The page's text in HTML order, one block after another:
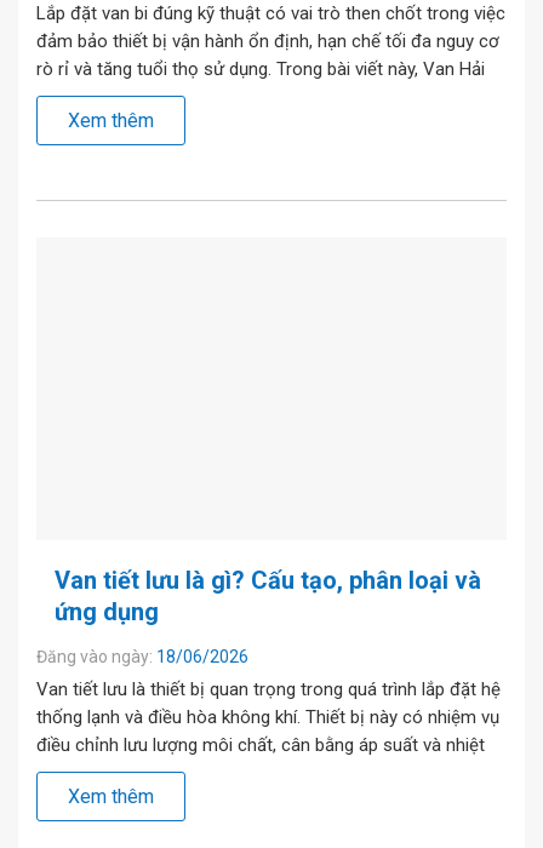
Lắp đặt van bi đúng kỹ thuật có vai trò then chốt trong việc
đảm bảo thiết bị vận hành ổn định, hạn chế tối đa nguy cơ
rò rỉ và tăng tuổi thọ sử dụng. Trong bài viết này, Van Hải
Phát sẽ hướng dẫn chi tiết cách lắp đặt van bi chuẩn kỹ […]
Xem thêm
Van tiết lưu là gì? Cấu tạo, phân loại và
ứng dụng
Đăng vào ngày: 18/06/2026
Van tiết lưu là thiết bị quan trọng trong quá trình lắp đặt hệ
thống lạnh và điều hòa không khí. Thiết bị này có nhiệm vụ
điều chỉnh lưu lượng môi chất, cân bằng áp suất và nhiệt
độ giữa các bộ phận trong hệ thống, giúp quá trình trao đổi
nhiệt hiệu quả […]
Xem thêm